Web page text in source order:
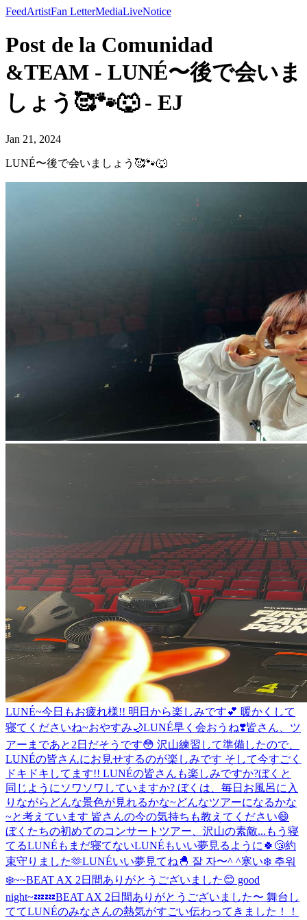
FeedArtistFan LetterMediaLiveNotice
Post de la Comunidad
&TEAM - LUNÉ〜後で会いま
しょう🥰🐾🐺 - EJ
Jan 21, 2024
LUNÉ〜後で会いましょう🥰🐾🐺
LUNÉ~今日もお疲れ様!! 明日から楽しみです💕 暖かくして
寝てくださいね~おやすみ🌙LUNÉ早く会おうね❣️皆さん、ツ
アーまであと2日だそうです😳 沢山練習して準備したので、
LUNÉの皆さんにお見せするのが楽しみです そして今すごく
ドキドキしてます!! LUNÉの皆さんも楽しみですか?ぼくと
同じようにソワソワしていますか? ぼくは、毎日お風呂に入
りながらどんな景色が見れるかな~どんなツアーになるかな
~と考えています 皆さんの今の気持ちも教えてください😄
ぼくたちの初めてのコンサートツアー、沢山の素敵... もう寝
てるLUNÉもまだ寝てないLUNÉもいい夢見るように🍀😴約
束守りました🫶LUNÉいい夢見てね🐣 잘 자〜^ ^寒い❄️ 추워
❄️~~BEAT AX 2日間ありがとうございました😊 good
night~💤💤BEAT AX 2日間ありがとうございました〜 舞台し
ててLUNÉのみなさんの熱気がすごい伝わってきました！！